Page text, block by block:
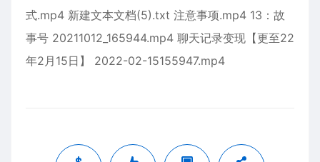
式.mp4 新建文本文档(5).txt 注意事项.mp4 13：故
事号 20211012_165944.mp4 聊天记录变现【更至22
年2月15日】 2022-02-15155947.mp4